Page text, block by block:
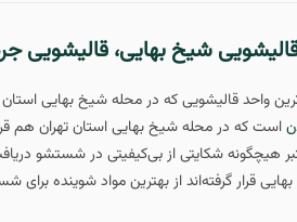
واحد قالیشویی که در محله شیخ بهایی
است که در محله شیخ بهایی استان تهران هم
هیچگونه شکایتی از بی‌کیفیتی در شستشو
قرار گرفته‌اند از بهترین مواد شوینده